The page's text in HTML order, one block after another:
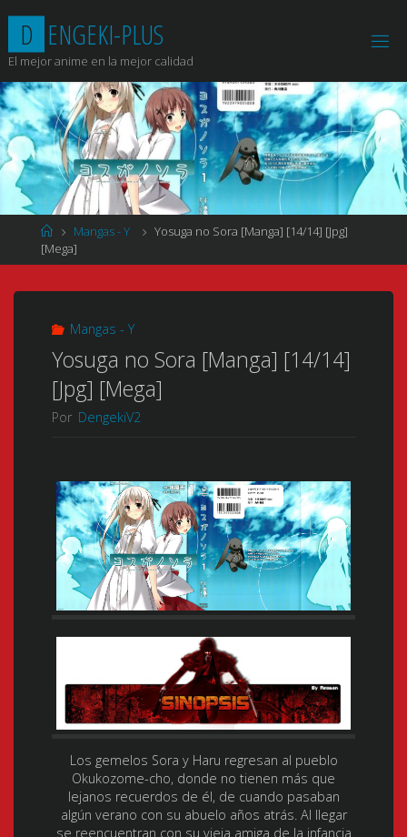
contenido
D ENGEKI-PLUS
El mejor anime en la mejor calidad
Página
de
Inicio
Mangas - Y
Yosuga no Sora [Manga] [14/14] [Jpg]
[Mega]
Mangas - Y
Yosuga no Sora [Manga] [14/14]
[Jpg] [Mega]
Por DengekiV2
Los gemelos Sora y Haru regresan al pueblo
Okukozome-cho, donde no tienen más que
lejanos recuerdos de él, de cuando pasaban
algún verano con su abuelo años atrás. Al llegar
se reencuentran con su vieja amiga de la infancia